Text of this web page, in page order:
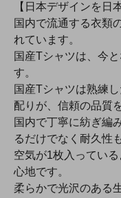
【日本デザインを日
国内で流通する衣類
れています。
国産Tシャツは、今
す。
国産Tシャツは熟練
配りが、信頼の品質
国内で丁寧に紡ぎ編
るだけでなく耐久性
空気が1枚入ってい
心地です。
柔らかで光沢のある